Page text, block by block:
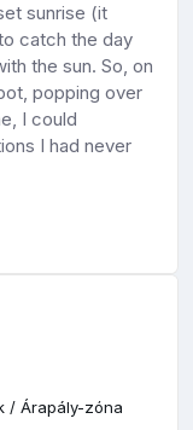
sunrise (it
catch the day
the sun. So, on
popping over
I could
I had never
/Árapály-zóna